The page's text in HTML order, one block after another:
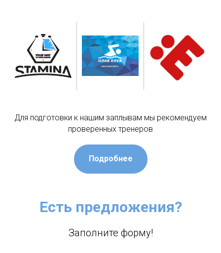
Для подготовки к нашим заплывам мы рекомендуем
проверенных тренеров
Подробнее
Есть предложения?
Заполните форму!